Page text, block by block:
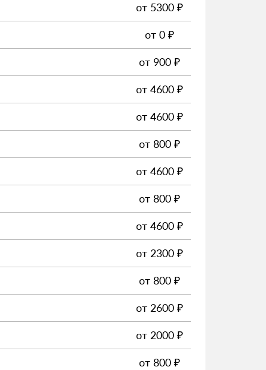
от 5300 ₽
от 0 ₽
от 900 ₽
от 4600 ₽
от 4600 ₽
от 800 ₽
от 4600 ₽
от 800 ₽
от 4600 ₽
от 2300 ₽
от 800 ₽
от 2600 ₽
от 2000 ₽
от 800 ₽